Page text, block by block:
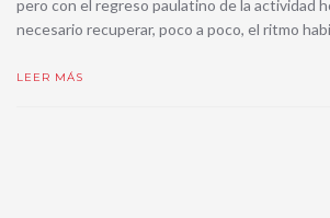
pero con el regreso paulatino de la actividad
necesario recuperar, poco a poco, el ritmo
LEER MÁS